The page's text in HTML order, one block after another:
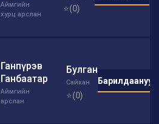
Аймгийн
хурц арслан
⭐(0)
Ганпүрэв
Ганбаатар
Аймгийн
арслан
Булган
Сайхан
⭐(0)
Барилдаанууд